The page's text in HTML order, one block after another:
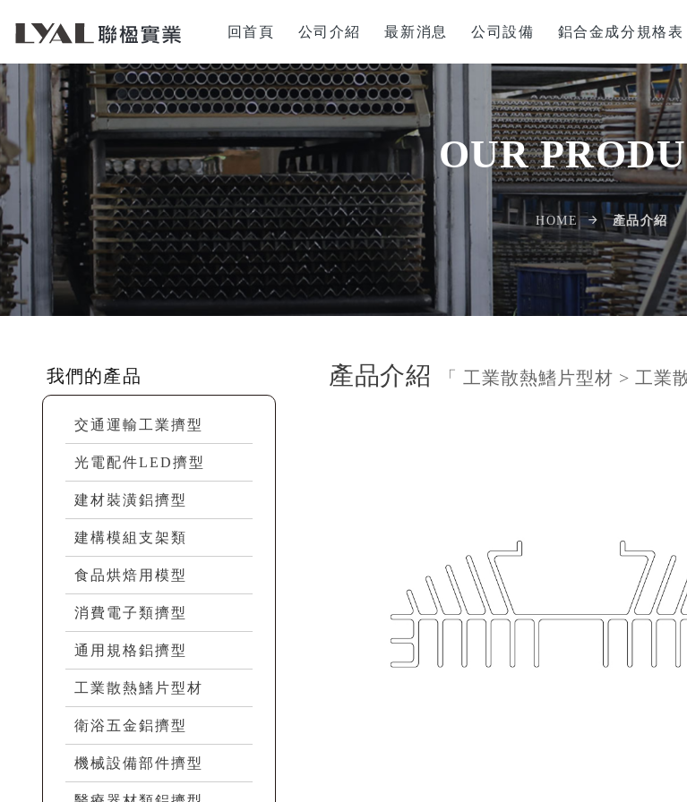
回首頁 公司介紹 最新消息 公司設備 鋁合金成分規格表
OUR
HOME 產品介紹
我們的產品
交通運輸工業擠型
光電配件LED擠型
建材裝潢鋁擠型
建構模組支架類
食品烘焙用模型
消費電子類擠型
通用規格鋁擠型
工業散熱鰭片型材
衛浴五金鋁擠型
機械設備部件擠型
產品介紹 「 工業散熱鰭片型材 > 工業